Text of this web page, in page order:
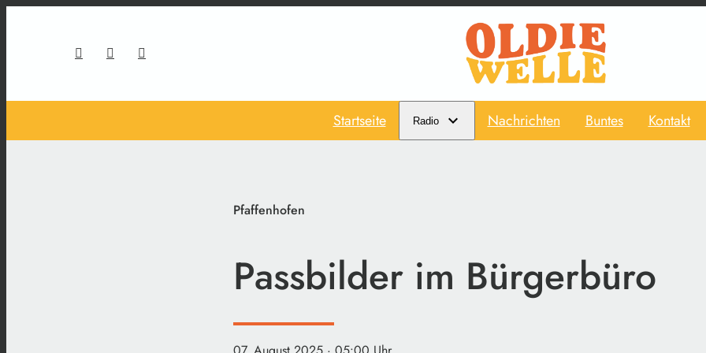
Startseite Radio Nachrichten Buntes Kontakt
Pfaffenhofen
Passbilder im Bürgerbüro